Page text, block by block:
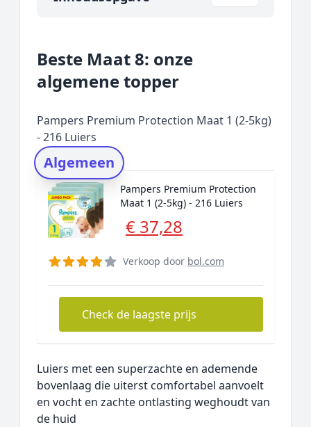
Onze algemene topper
Prijs topper
Rating topper
Onderzoeksmethode
Alternatieven
Prijsniveaus
Beste Maat 8: onze
algemene topper
Pampers Premium Protection Maat 1 (2-5kg)
- 216 Luiers
Algemeen
Pampers Premium Protection
Maat 1 (2-5kg) - 216 Luiers
€ 37,28
Verkoop door bol.com
Check de laagste prijs
Luiers met een superzachte en ademende
bovenlaag die uiterst comfortabel aanvoelt
en vocht en zachte ontlasting weghoudt van
de huid